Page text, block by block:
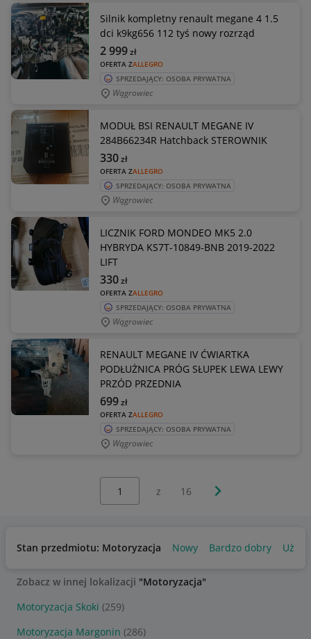
Silnik kompletny renault megane 4 1.5
dci k9kg656 112 tyś nowy rozrząd
OFERTA ZALLEGRO
2 999zł
SPRZEDAJĄCY: OSOBA PRYWATNA
Wągrowiec
MODUŁ BSI RENAULT MEGANE IV
284B66234R Hatchback STEROWNIK
OFERTA ZALLEGRO
330zł
SPRZEDAJĄCY: OSOBA PRYWATNA
Wągrowiec
LICZNIK FORD MONDEO MK5 2.0
HYBRYDA KS7T-10849-BNB 2019-2022
LIFT
OFERTA ZALLEGRO
330zł
SPRZEDAJĄCY: OSOBA PRYWATNA
Wągrowiec
RENAULT MEGANE IV ĆWIARTKA
PODŁUŻNICA PRÓG SŁUPEK LEWA LEWY
PRZÓD PRZEDNIA
OFERTA ZALLEGRO
699zł
SPRZEDAJĄCY: OSOBA PRYWATNA
Wągrowiec
z 16 Następna strona
Stan przedmiotu: Motoryzacja Nowy Bardzo dobry
Zobacz w innej lokalizacji "Motoryzacja"
Motoryzacja Skoki (259)
Motoryzacja Margonin (286)